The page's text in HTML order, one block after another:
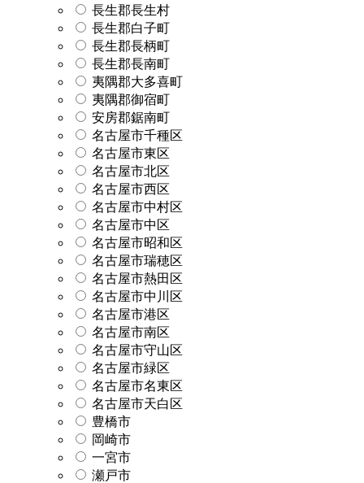
長生郡長生村
長生郡白子町
長生郡長柄町
長生郡長南町
夷隅郡大多喜町
夷隅郡御宿町
安房郡鋸南町
名古屋市千種区
名古屋市東区
名古屋市北区
名古屋市西区
名古屋市中村区
名古屋市中区
名古屋市昭和区
名古屋市瑞穂区
名古屋市熱田区
名古屋市中川区
名古屋市港区
名古屋市南区
名古屋市守山区
名古屋市緑区
名古屋市名東区
名古屋市天白区
豊橋市
岡崎市
一宮市
瀬戸市